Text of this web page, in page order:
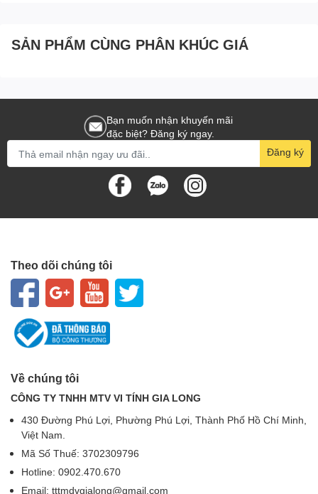
SẢN PHẨM CÙNG PHÂN KHÚC GIÁ
Bạn muốn nhận khuyến mãi
đặc biệt? Đăng ký ngay.
Đăng ký
Theo dõi chúng tôi
Về chúng tôi
CÔNG TY TNHH MTV VI TÍNH GIA LONG
430 Đường Phú Lợi, Phường Phú Lợi, Thành Phố Hồ Chí Minh,
Việt Nam.
Mã Số Thuế: 3702309796
Hotline: 0902.470.670
Email: tttmdvgialong@gmail.com